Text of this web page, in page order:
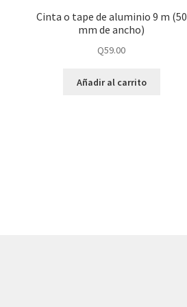
Cinta o tape de aluminio 9 m (50
mm de ancho)
Q59.00
Añadir al carrito